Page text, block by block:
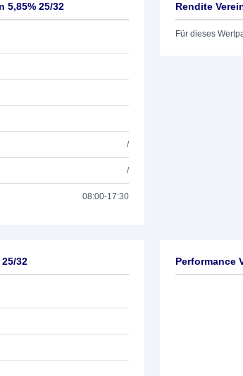
5,85% 25/32
/
/
08:00-17:30
Rendite
Für dieses
32 Performance